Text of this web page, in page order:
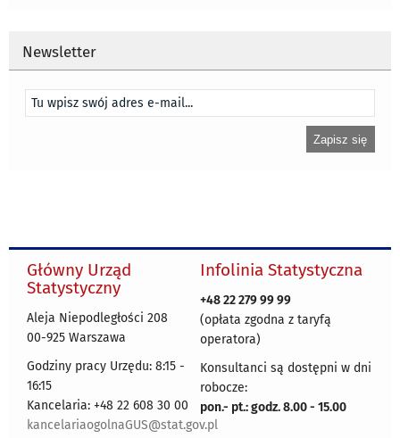
Newsletter
Główny Urząd
Statystyczny
Aleja Niepodległości 208
00-925 Warszawa
Godziny pracy Urzędu: 8:15 -
16:15
Kancelaria: +48 22 608 30 00
kancelariaogolnaGUS@stat.gov.pl
Infolinia Statystyczna
+48 22 279 99 99
(opłata zgodna z taryfą
operatora)
Konsultanci są dostępni w dni
robocze:
pon.- pt.: godz. 8.00 - 15.00